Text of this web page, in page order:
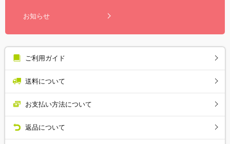
お知らせ
ご利用ガイド
送料について
お支払い方法について
返品について